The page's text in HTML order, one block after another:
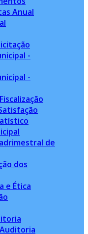
Anual
-
-
de
dos
e Ética